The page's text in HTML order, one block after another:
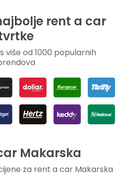
rent a car
više od 1000 popularnih
Makarska
za rent a car Makarska